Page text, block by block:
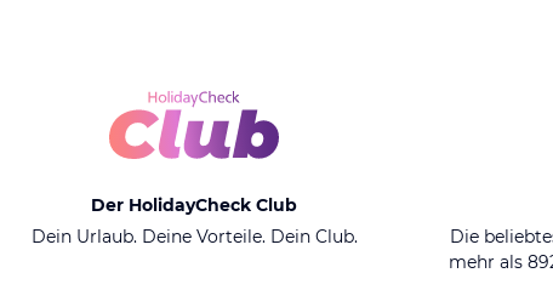
Der HolidayCheck Club
Dein Urlaub. Deine Vorteile. Dein Club.
Die
mehr als